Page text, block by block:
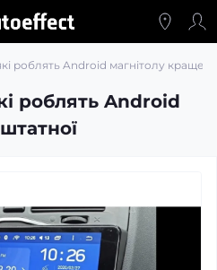
роблять Android магнітолу краще
роблять Android